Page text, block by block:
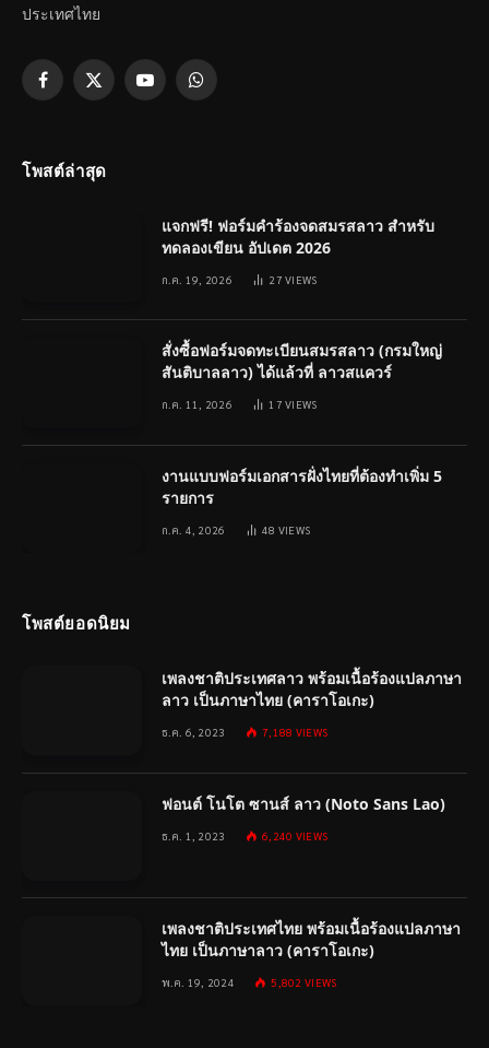
ประเทศไทย
Facebook
X
YouTubeWhatsApp
โพสต์ล่าสุด
แจกฟรี! ฟอร์มคำร้องจดสมรสลาว สำหรับ
ทดลองเขียน อัปเดต 2026
ก.ค. 19, 2026 27VIEWS
สั่งซื้อฟอร์มจดทะเบียนสมรสลาว (กรมใหญ่
สันติบาลลาว) ได้แล้วที่ ลาวสแควร์
ก.ค. 11, 2026 17VIEWS
งานแบบฟอร์มเอกสารฝั่งไทยที่ต้องทำเพิ่ม 5
รายการ
ก.ค. 4, 2026 48 VIEWS
โพสต์ยอดนิยม
เพลงชาติประเทศลาว พร้อมเนื้อร้องแปลภาษา
ลาว เป็นภาษาไทย (คาราโอเกะ)
ธ.ค. 6, 2023 7,188 VIEWS
ฟอนต์ โนโต ซานส์ ลาว (Noto Sans Lao)
ธ.ค. 1, 2023 6,240 VIEWS
เพลงชาติประเทศไทย พร้อมเนื้อร้องแปลภาษา
ไทย เป็นภาษาลาว (คาราโอเกะ)
พ.ค. 19, 2024 5,802VIEWS